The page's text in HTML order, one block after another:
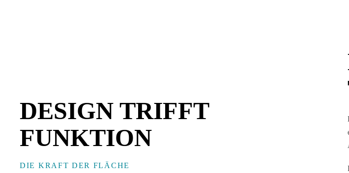
DESIGN TRIFFT
FUNKTION
DIE KRAFT DER FLÄCHE